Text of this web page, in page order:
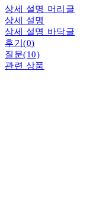
상세 설명 머리글
상세 설명
상세 설명 바닥글
후기(0)
질문(10)
관련 상품